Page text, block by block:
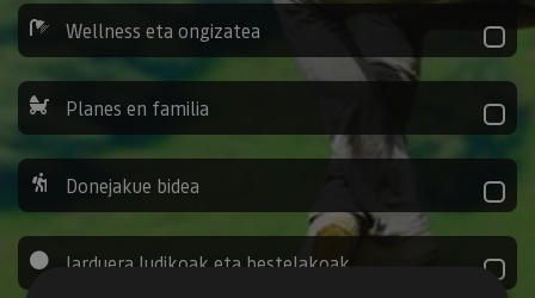
Wellness eta ongizatea
Planes en familia
Donejakue bidea
Jarduera ludikoak eta bestelakoak